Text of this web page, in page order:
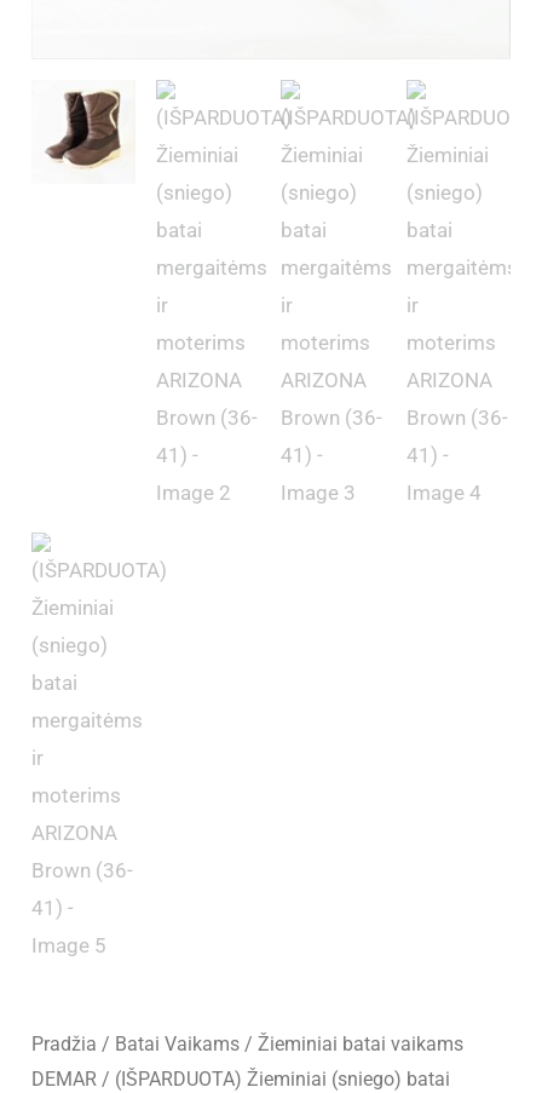
Pradžia / Batai Vaikams /Žieminiai batai vaikams
DEMAR / (IŠPARDUOTA) Žieminiai (sniego) batai